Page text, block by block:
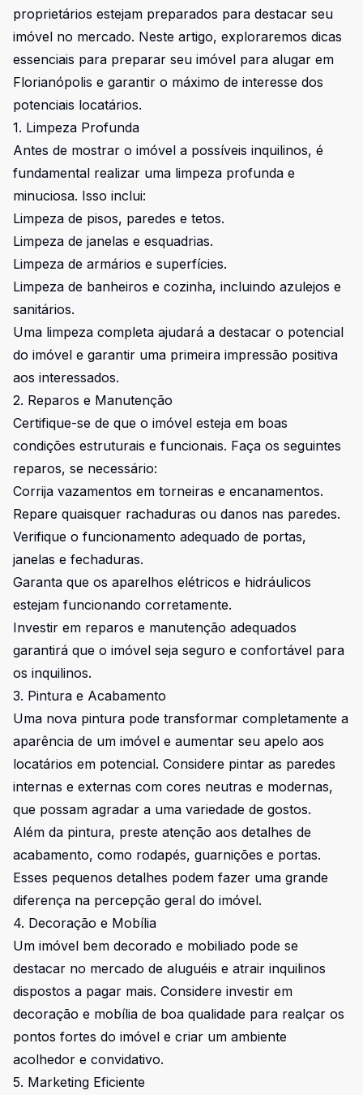
proprietários estejam preparados para destacar seu
imóvel no mercado. Neste artigo, exploraremos dicas
essenciais para preparar seu imóvel para alugar em
Florianópolis e garantir o máximo de interesse dos
potenciais locatários.
1. Limpeza Profunda
Antes de mostrar o imóvel a possíveis inquilinos, é
fundamental realizar uma limpeza profunda e
minuciosa. Isso inclui:
Limpeza de pisos, paredes e tetos.
Limpeza de janelas e esquadrias.
Limpeza de armários e superfícies.
Limpeza de banheiros e cozinha, incluindo azulejos e
sanitários.
Uma limpeza completa ajudará a destacar o potencial
do imóvel e garantir uma primeira impressão positiva
aos interessados.
2. Reparos e Manutenção
Certifique-se de que o imóvel esteja em boas
condições estruturais e funcionais. Faça os seguintes
reparos, se necessário:
Corrija vazamentos em torneiras e encanamentos.
Repare quaisquer rachaduras ou danos nas paredes.
Verifique o funcionamento adequado de portas,
janelas e fechaduras.
Garanta que os aparelhos elétricos e hidráulicos
estejam funcionando corretamente.
Investir em reparos e manutenção adequados
garantirá que o imóvel seja seguro e confortável para
os inquilinos.
3. Pintura e Acabamento
Uma nova pintura pode transformar completamente a
aparência de um imóvel e aumentar seu apelo aos
locatários em potencial. Considere pintar as paredes
internas e externas com cores neutras e modernas,
que possam agradar a uma variedade de gostos.
Além da pintura, preste atenção aos detalhes de
acabamento, como rodapés, guarnições e portas.
Esses pequenos detalhes podem fazer uma grande
diferença na percepção geral do imóvel.
4. Decoração e Mobília
Um imóvel bem decorado e mobiliado pode se
destacar no mercado de aluguéis e atrair inquilinos
dispostos a pagar mais. Considere investir em
decoração e mobília de boa qualidade para realçar os
pontos fortes do imóvel e criar um ambiente
acolhedor e convidativo.
5. Marketing Eficiente